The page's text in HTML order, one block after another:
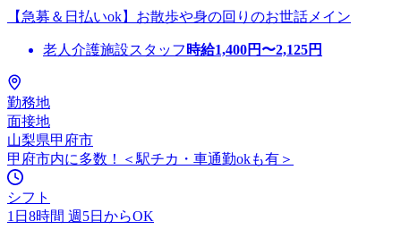
【急募＆日払いok】お散歩や身の回りのお世話メイン
老人介護施設スタッフ 時給1,400円〜2,125円
勤務地
面接地
山梨県甲府市
甲府市内に多数！＜駅チカ・車通勤okも有＞
シフト
1日8時間 週5日からOK